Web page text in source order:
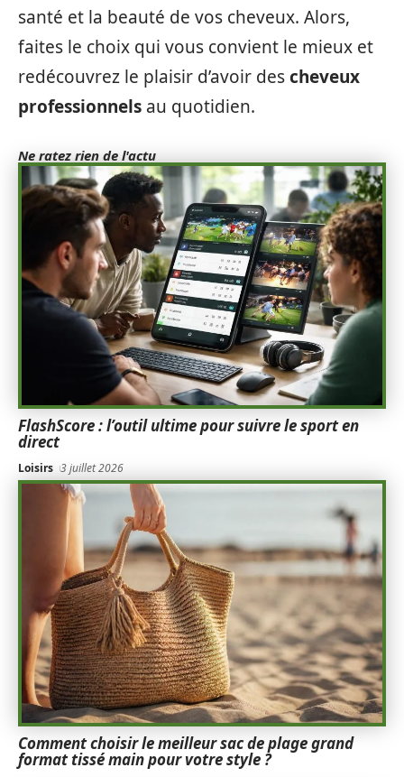
santé et la beauté de vos cheveux. Alors,
faites le choix qui vous convient le mieux et
redécouvrez le plaisir d’avoir descheveux
professionnels au quotidien.
Ne ratez rien de l'actu
FlashScore : l’outil ultime pour suivre le sport en
direct
Loisirs 3 juillet 2026
Comment choisir le meilleur sac de plage grand
format tissé main pour votre style ?